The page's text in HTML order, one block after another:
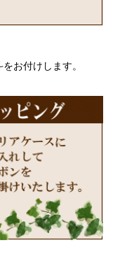
お付けします。